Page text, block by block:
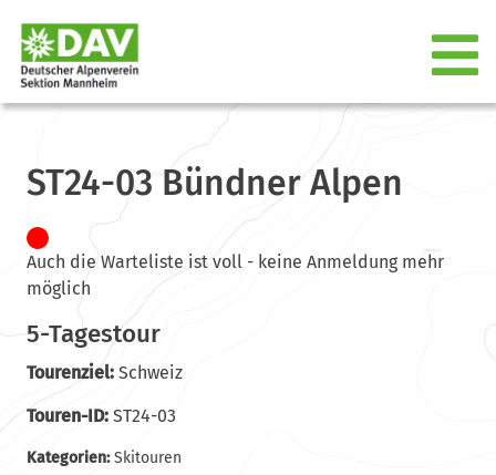
ST24-03 Bündner Alpen
Auch die Warteliste ist voll - keine Anmeldung mehr
möglich
5-Tagestour
Tourenziel:Schweiz
Touren-ID:ST24-03
Kategorien:Skitouren